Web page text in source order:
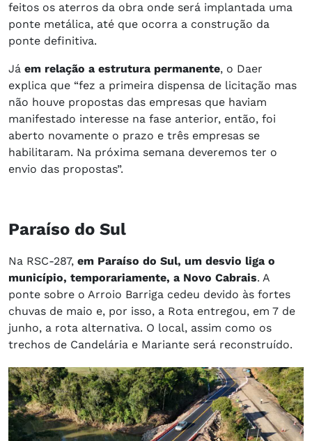
feitos os aterros da obra onde será implantada uma
ponte metálica, até que ocorra a construção da
ponte definitiva.
Já em relação a estrutura permanente, o Daer
explica que “fez a primeira dispensa de licitação mas
não houve propostas das empresas que haviam
manifestado interesse na fase anterior, então, foi
aberto novamente o prazo e três empresas se
habilitaram. Na próxima semana deveremos ter o
envio das propostas”.
Paraíso do Sul
Na RSC-287, em Paraíso do Sul, um desvio liga o
município, temporariamente, a Novo Cabrais. A
ponte sobre o Arroio Barriga cedeu devido às fortes
chuvas de maio e, por isso, a Rota entregou, em 7 de
junho, a rota alternativa. O local, assim como os
trechos de Candelária e Mariante será reconstruído.